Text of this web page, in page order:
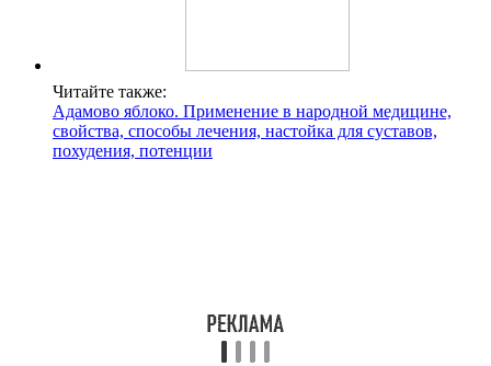
Читайте также:
Адамово яблоко. Применение в народной медицине,
свойства, способы лечения, настойка для суставов,
похудения, потенции